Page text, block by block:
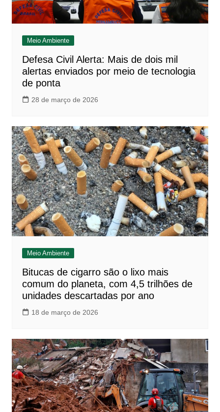
Meio Ambiente
Defesa Civil Alerta: Mais de dois mil
alertas enviados por meio de tecnologia
de ponta
28 de março de 2026
Meio Ambiente
Bitucas de cigarro são o lixo mais
comum do planeta, com 4,5 trilhões de
unidades descartadas por ano
18 de março de 2026